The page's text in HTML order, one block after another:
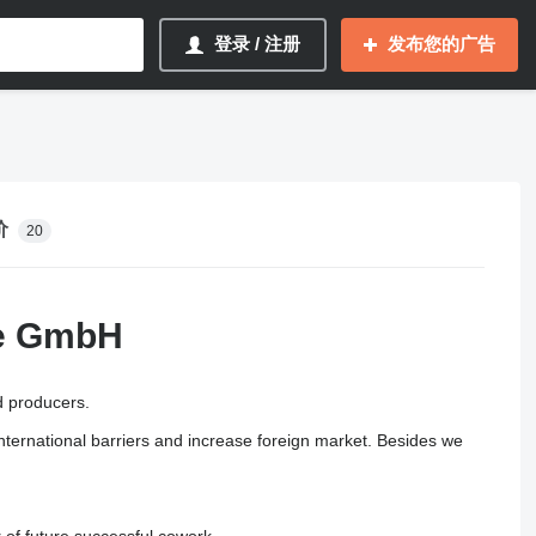
登录 / 注册 发布您的广告
20
GmbH
producers.
barriers and increase foreign market. Besides we